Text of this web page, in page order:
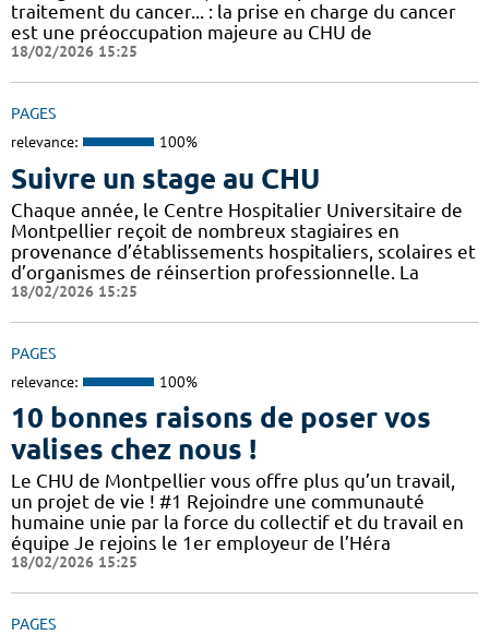
traitement du cancer... : la prise en charge du cancer
est une préoccupation majeure au CHU de
18/02/2026 15:25
PAGES
relevance: 100%
Suivre un stage au CHU
Chaque année, le Centre Hospitalier Universitaire de
Montpellier reçoit de nombreux stagiaires en
provenance d’établissements hospitaliers, scolaires et
d’organismes de réinsertion professionnelle. La
18/02/2026 15:25
PAGES
relevance: 100%
10 bonnes raisons de poser vos
valises chez nous !
Le CHU de Montpellier vous offre plus qu’un travail,
un projet de vie ! #1 Rejoindre une communauté
humaine unie par la force du collectif et du travail en
équipe Je rejoins le 1er employeur de l’Héra
18/02/2026 15:25
PAGES